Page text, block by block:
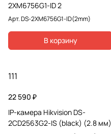
2XM6756G1-ID 2
Арт.DS-2XM6756G1-ID(2mm)
В корзину
111
22 590 ₽
IP-камера Hikvision DS-
2CD2563G2-IS (black) (2.8 мм)